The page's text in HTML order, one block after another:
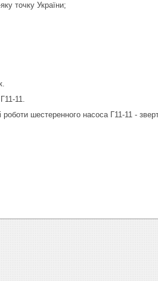
точку України;
11.
роботи шестеренного насоса Г11-11 -